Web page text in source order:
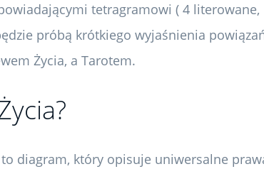
tetragramowi ( 4 literowane,
próbą krótkiego wyjaśnienia
Życia, a Tarotem.
diagram, który opisuje uniwersalne